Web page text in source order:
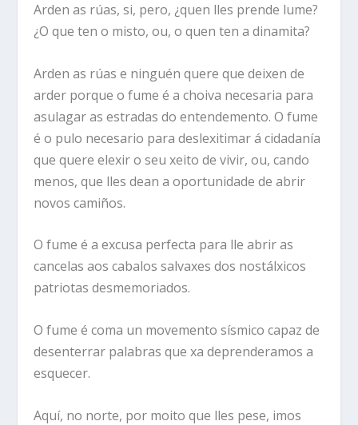
Arden as rúas, si, pero, ¿quen lles prende lume?
¿O que ten o misto, ou, o quen ten a dinamita?
Arden as rúas e ninguén quere que deixen de
arder porque o fume é a choiva necesaria para
asulagar as estradas do entendemento. O fume
é o pulo necesario para deslexitimar á cidadanía
que quere elexir o seu xeito de vivir, ou, cando
menos, que lles dean a oportunidade de abrir
novos camiños.
O fume é a excusa perfecta para lle abrir as
cancelas aos cabalos salvaxes dos nostálxicos
patriotas desmemoriados.
O fume é coma un movemento sísmico capaz de
desenterrar palabras que xa deprenderamos a
esquecer.
Aquí, no norte, por moito que lles pese, imos